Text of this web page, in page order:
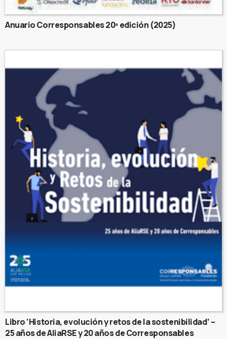
Anuario Corresponsables 20ª edición (2025)
Libro ‘Historia, evolución y retos de la sostenibilidad’ –
25 años de AliaRSE y 20 años de Corresponsables